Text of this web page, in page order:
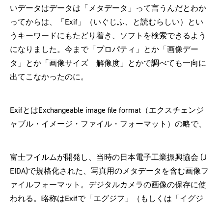
いデータはデータは「メタデータ」って言うんだとわか
ってからは、「Exif」（いぐじふ、と読むらしい）とい
うキーワードにもたどり着き、ソフトを検索できるよう
になりました。今まで「プロパティ」とか「画像デー
タ」とか「画像サイズ 解像度」とかで調べても一向に
出てこなかったのに。
ExifとはExchangeable image file format（エクスチェンジ
ャブル・イメージ・ファイル・フォーマット）の略で、
富士フイルムが開発し、当時の日本電子工業振興協会 (J
EIDA)で規格化された、写真用のメタデータを含む画像フ
ァイルフォーマット。デジタルカメラの画像の保存に使
われる。略称はExifで「エグジフ」（もしくは「イグジ